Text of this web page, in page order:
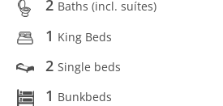
2 Baths (incl. suítes)
1 King Beds
2 Single beds
1 Bunkbeds